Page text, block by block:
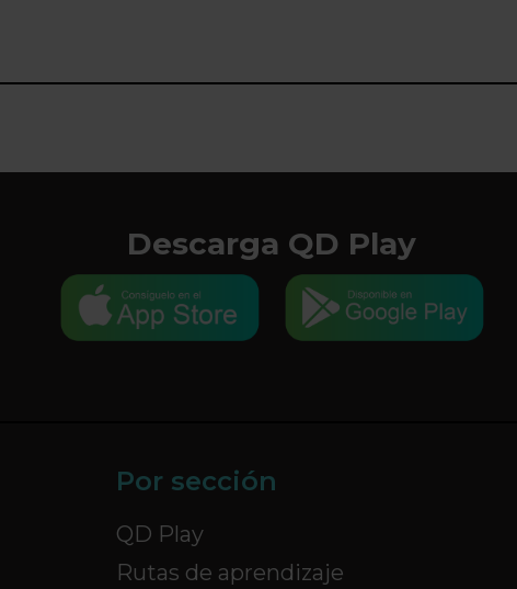
Descarga QD Play
Por sección
QD Play
Rutas de aprendizaje